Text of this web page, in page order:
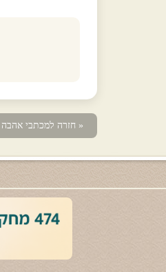
« חזרה למכתבי אהבה